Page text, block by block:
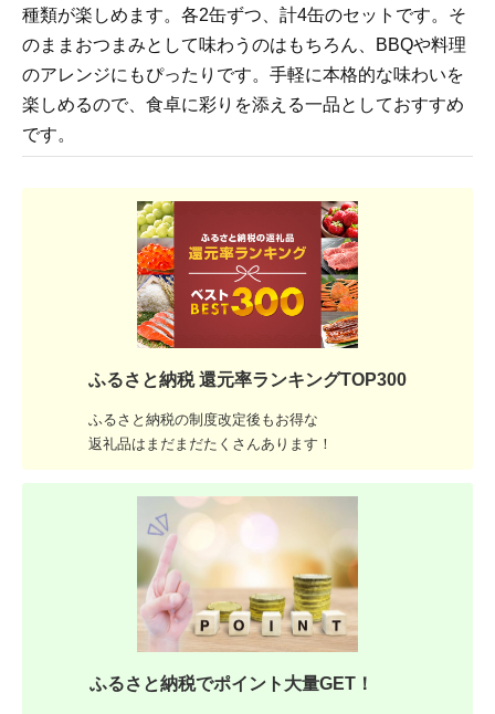
種類が楽しめます。各2缶ずつ、計4缶のセットです。そ
のままおつまみとして味わうのはもちろん、BBQや料理
のアレンジにもぴったりです。手軽に本格的な味わいを
楽しめるので、食卓に彩りを添える一品としておすすめ
です。
ふるさと納税 還元率ランキングTOP300
ふるさと納税の制度改定後もお得な
返礼品はまだまだたくさんあります！
ふるさと納税でポイント大量GET！